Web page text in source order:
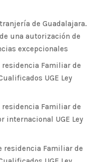
de Guadalajara.
una autorización de
excepcionales
Familiar de
UGE Ley
Familiar de
internacional UGE Ley
residencia Familiar de